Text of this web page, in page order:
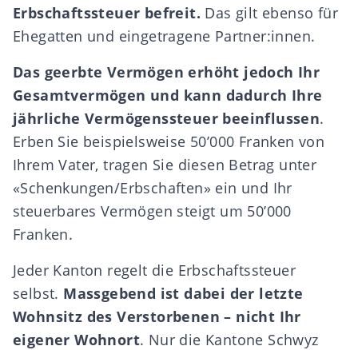
Erbschaftssteuer befreit. Das gilt ebenso für
Ehegatten und eingetragene Partner:innen.
Das geerbte Vermögen erhöht jedoch Ihr
Gesamtvermögen und kann dadurch Ihre
jährliche Vermögenssteuer beeinflussen.
Erben Sie beispielsweise 50’000 Franken von
Ihrem Vater, tragen Sie diesen Betrag unter
«Schenkungen/Erbschaften» ein und Ihr
steuerbares Vermögen steigt um 50’000
Franken.
Jeder Kanton regelt die Erbschaftssteuer
selbst. Massgebend ist dabei der letzte
Wohnsitz des Verstorbenen – nicht Ihr
eigener Wohnort. Nur die Kantone Schwyz